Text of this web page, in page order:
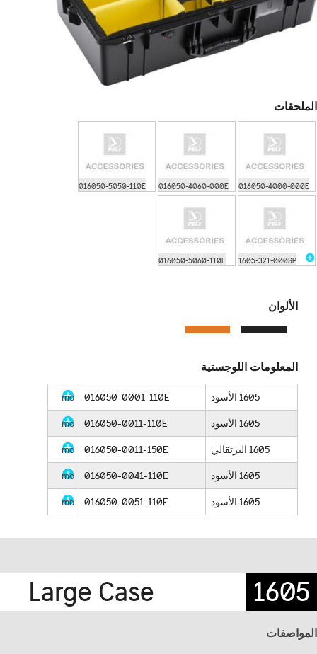
الملحقات
016050-4000-000E
016050-4060-000E
016050-5050-110E
1605-321-000SP
016050-5060-110E
الألوان
المعلومات اللوجستية
1605 الأسود 016050-0001-110E
more info
1605 الأسود 016050-0011-110E
more info
1605 البرتقالي 016050-0011-150E
more info
1605 الأسود 016050-0041-110E
more info
1605 الأسود 016050-0051-110E
more info
1605
Large Case
المواصفات